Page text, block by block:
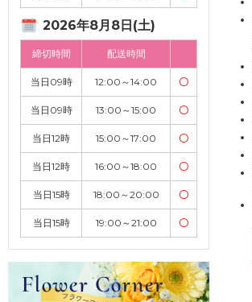
2026年8月8日(土)
締切時間 配送時間
当日09時 12:00～14:00 〇
当日09時 13:00～15:00 〇
当日12時 15:00～17:00 〇
当日12時 16:00～18:00 〇
当日15時 18:00～20:00 〇
当日15時 19:00～21:00 〇